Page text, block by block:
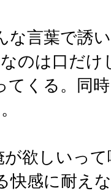
な言葉で誘
のは口だ
てくる。同
が欲しいっ
快感に耐え